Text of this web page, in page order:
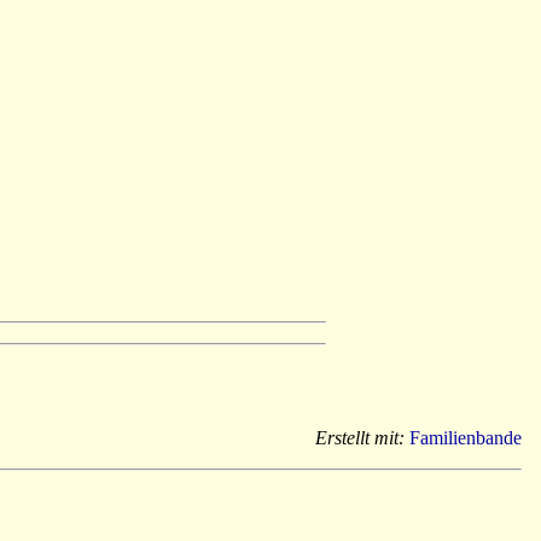
Erstellt mit: Familienbande